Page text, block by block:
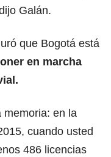
Galán.
que Bogotá está
en marcha
memoria: en la
cuando usted
486 licencias